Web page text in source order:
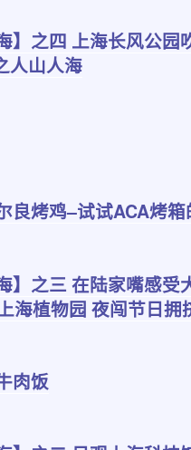
】之四 上海长风公
人山人海
良烤鸡–试试ACA烤
】之三 在陆家嘴感
海植物园 夜闯节日拥
肉饭